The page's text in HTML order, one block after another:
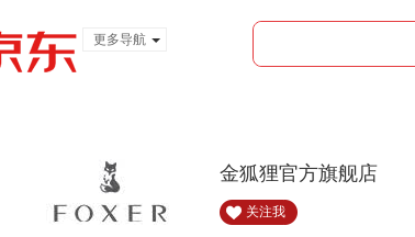
更多导航
金狐狸官方旗舰店
关注我